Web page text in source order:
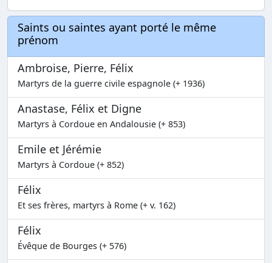
Saints ou saintes ayant porté le même
prénom
Ambroise, Pierre, Félix
Martyrs de la guerre civile espagnole (+ 1936)
Anastase, Félix et Digne
Martyrs à Cordoue en Andalousie (+ 853)
Emile et Jérémie
Martyrs à Cordoue (+ 852)
Félix
Et ses frères, martyrs à Rome (+ v. 162)
Félix
Évêque de Bourges (+ 576)